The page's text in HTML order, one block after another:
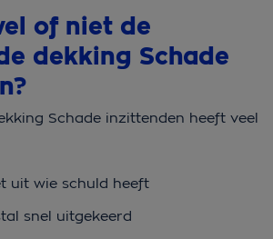
of niet de
dekking Schade
Schade inzittenden heeft veel
uit wie schuld heeft
snel uitgekeerd